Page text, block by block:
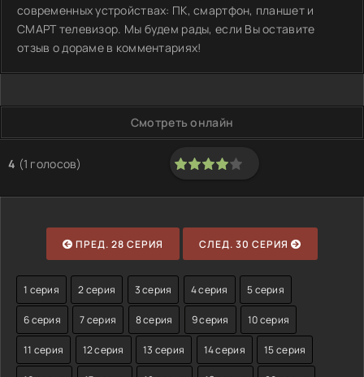
современных устройствах: ПК, смартфон, планшет и
СМАРТ телевизор. Мы будем рады, если Вы оставите
отзыв о дораме в комментариях!
Смотреть онлайн
4 (1 голосов)
80
ПРЕД. 28 СЕРИЯ СЛЕД. 30 СЕРИЯ
1 серия 2 серия 3 серия 4 серия 5 серия
6 серия 7 серия 8 серия 9 серия 10 серия
11 серия 12 серия 13 серия 14 серия 15 серия